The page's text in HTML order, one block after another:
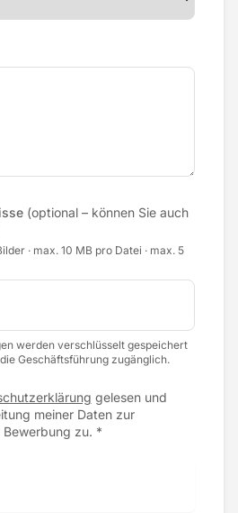
(optional – können Sie auch
· max. 10 MB pro Datei · max. 5
werden verschlüsselt gespeichert
Geschäftsführung zugänglich.
gelesen und
meiner Daten zur
zu. *